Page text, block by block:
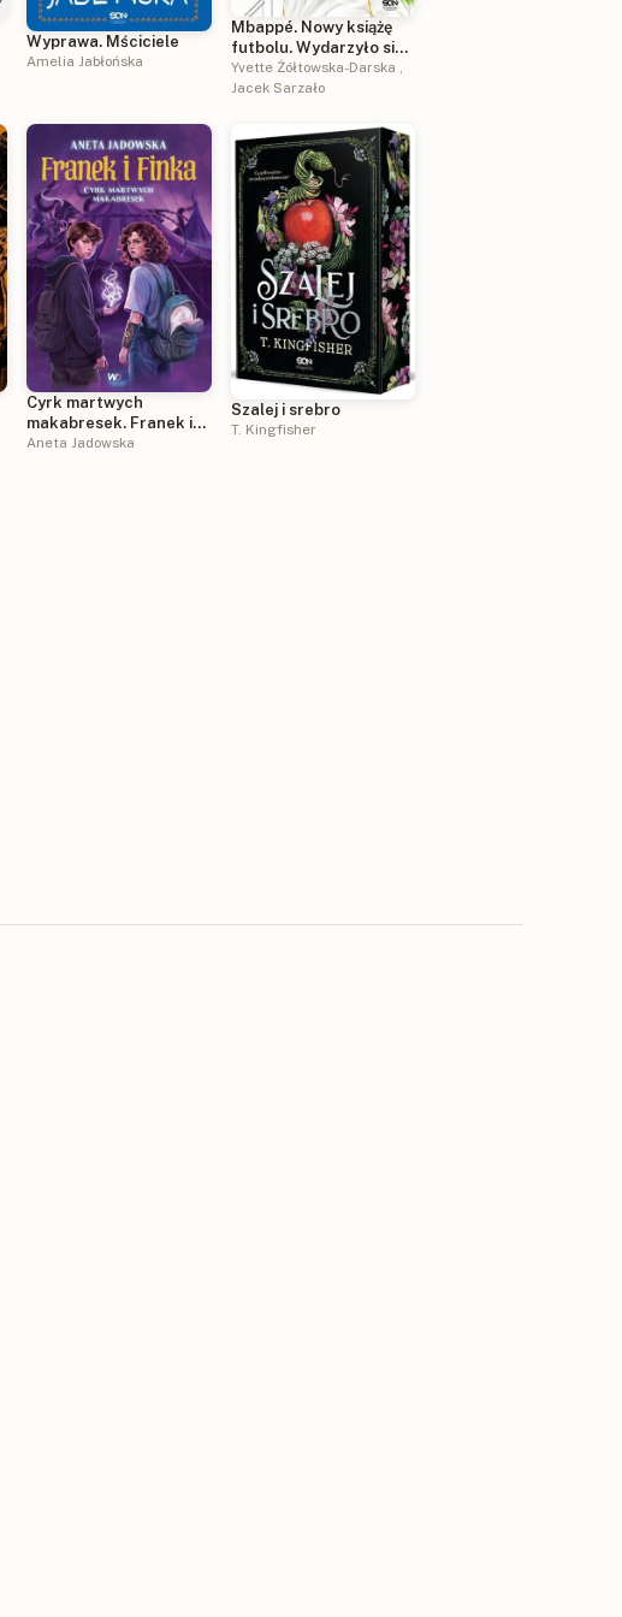
Wyprawa. Mściciele
Amelia Jabłońska
Mbappé. Nowy książę
futbolu. Wydarzyło się
naprawdę wyd. 3
Yvette Żółtowska-Darska ,
Jacek Sarzało
Cyrk martwych
makabresek. Franek i
Finka
Aneta Jadowska
Szalej i srebro
T. Kingfisher